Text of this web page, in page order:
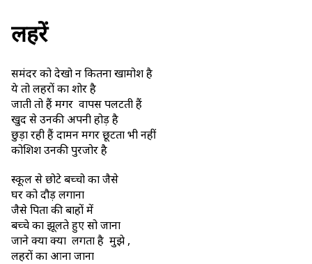
लहरें
समंदर को देखो न कितना खामोश है
ये तो लहरों का शोर है
जाती तो हैं मगर वापस पलटती हैं
खुद से उनकी अपनी होड़ है
छुड़ा रही हैं दामन मगर छूटता भी नहीं
कोशिश उनकी पुरजोर है
स्कूल से छोटे बच्चो का जैसे
घर को दौड़ लगाना
जैसे पिता की बाहों में
बच्चे का झूलते हुए सो जाना
जाने क्या क्या लगता है मुझे ,
लहरों का आना जाना